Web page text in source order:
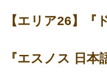
【エリア26】『
『エスノス 日本